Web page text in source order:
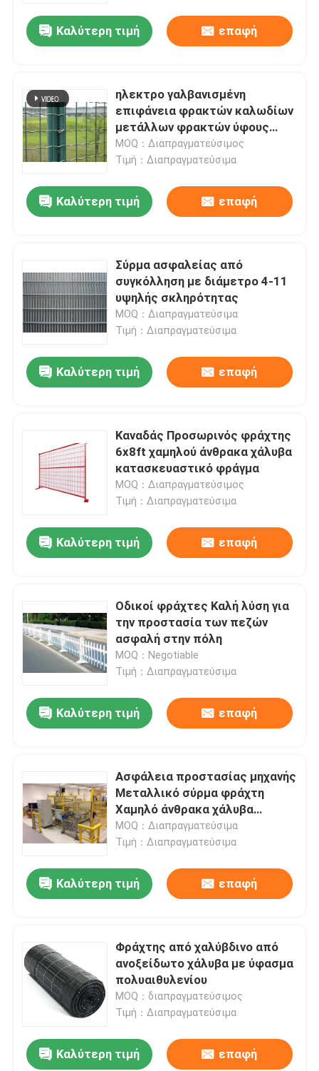
Αφήστε ένα μήνυμα
Επισκέψεις στο εργοστάσιο
Έλεγχος ποιότητας
Επικοινωνήστε μαζί μας
Υποθέσεις
Επεκταθε'ν πλέγμα καλωδίων μετάλλων
Διατρυπημένο πλέγμα καλωδίων μετάλλων
Υφαμένο ύφασμα καλωδίων
φράκτης καλωδίων μετάλλων
Ενωμένο στενά πλέγμα καλωδίων
Πλέγμα ασφάλειας μετάλλων
Πλέγμα οθόνης φίλτρων
Ενωμένο στενά κιγκλίδωμα χάλυβα
καλάθια gabion
Δίχτυ ασφαλείας ελικοδρομίων
Διάφραγμα ορυχείου
Καλώδιο κραμάτων
Τράβα το στρώμα
Καλύτερη τιμή επαφή
ηλεκτρο γαλβανισμένη
επιφάνεια φρακτών καλωδίων
μετάλλων φρακτών ύφους
50×50mm ευρο-
MOQ：Διαπραγματεύσιμος
Τιμή：Διαπραγματεύσιμα
Καλύτερη τιμή επαφή
Σύρμα ασφαλείας από
συγκόλληση με διάμετρο 4-11
υψηλής σκληρότητας
MOQ：Διαπραγματεύσιμα
Τιμή：Διαπραγματεύσιμα
Καλύτερη τιμή επαφή
Καναδάς Προσωρινός φράχτης
6x8ft χαμηλού άνθρακα χάλυβα
κατασκευαστικό φράγμα
MOQ：Διαπραγματεύσιμος
Τιμή：Διαπραγματεύσιμα
Καλύτερη τιμή επαφή
Οδικοί φράχτες Καλή λύση για
την προστασία των πεζών
ασφαλή στην πόλη
MOQ：Negotiable
Τιμή：Διαπραγματεύσιμα
Καλύτερη τιμή επαφή
Ασφάλεια προστασίας μηχανής
Μεταλλικό σύρμα φράχτη
Χαμηλό άνθρακα χάλυβα
Powder Coating
MOQ：Διαπραγματεύσιμα
Τιμή：Διαπραγματεύσιμα
Καλύτερη τιμή επαφή
Φράχτης από χαλύβδινο από
ανοξείδωτο χάλυβα με ύφασμα
πολυαιθυλενίου
MOQ：διαπραγματεύσιμος
Τιμή：Διαπραγματεύσιμα
Καλύτερη τιμή επαφή